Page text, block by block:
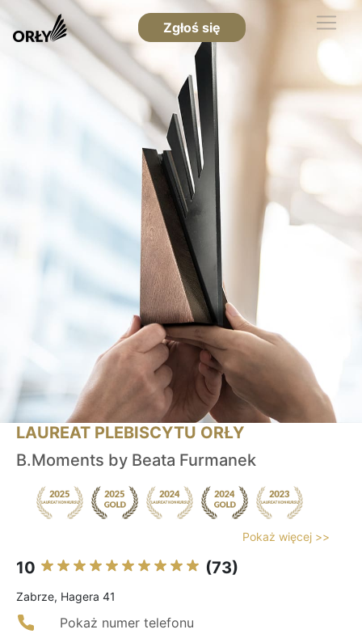
Zgłoś się
LAUREAT PLEBISCYTU ORŁY
B.Moments by Beata Furmanek
Pokaż więcej >>
10 (73)
Zabrze, Hagera 41
Pokaż numer telefonu